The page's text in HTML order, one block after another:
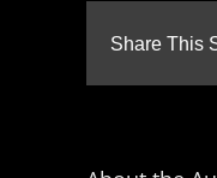
Share This